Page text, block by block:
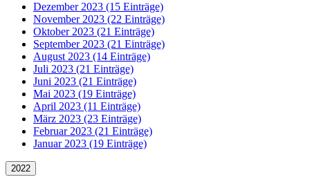
Dezember 2023 (15 Einträge)
November 2023 (22 Einträge)
Oktober 2023 (21 Einträge)
September 2023 (21 Einträge)
August 2023 (14 Einträge)
Juli 2023 (21 Einträge)
Juni 2023 (21 Einträge)
Mai 2023 (19 Einträge)
April 2023 (11 Einträge)
März 2023 (23 Einträge)
Februar 2023 (21 Einträge)
Januar 2023 (19 Einträge)
2022